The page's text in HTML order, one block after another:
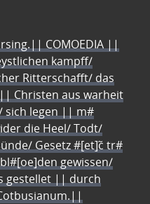
COMOEDIA ||
kampff/
Ritterschafft/ das
Christen aus warheit
sich legen || m#
die Heel/ Todt/
Gesetz #[et]c̃ tr#
gewissen/
gestellet || durch